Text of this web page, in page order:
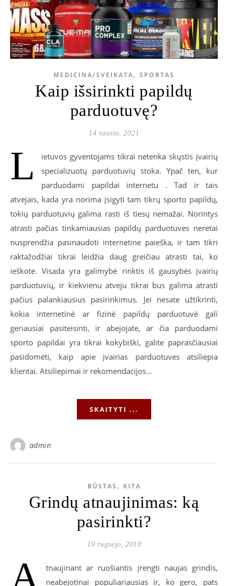
MEDICINA/SVEIKATA, SPORTAS
Kaip išsirinkti papildų
parduotuvę?
14 sausio, 2021
L
ietuvos gyventojams tikrai netenka skųstis įvairių
specializuotų parduotuvių stoka. Ypač ten, kur
parduodami papildai internetu . Tad ir tais
atvejais, kada yra norima įsigyti tam tikrų sporto papildų,
tokių parduotuvių galima rasti iš tiesų nemažai. Norintys
atrasti pačias tinkamiausias papildų parduotuves neretai
nusprendžia pasinaudoti internetine paieška, ir tam tikri
raktažodžiai tikrai leidžia daug greičiau atrasti tai, ko
ieškote. Visada yra galimybė rinktis iš gausybės įvairių
parduotuvių, ir kiekvienu atveju tikrai bus galima atrasti
pačius palankiausius pasirinkimus. Jei nesate užtikrinti,
kokia internetinė ar fizinė papildų parduotuvė gali
geriausiai pasiteisinti, ir abejojate, ar čia parduodami
sporto papildai yra tikrai kokybiški, galite paprasčiausiai
pasidomėti, kaip apie įvairias parduotuves atsiliepia
klientai. Atsiliepimai ir rekomendacijos…
SKAITYTI ...
admin
BŪSTAS , KITA
Grindų atnaujinimas: ką
pasirinkti?
19 rugsėjo, 2018
A
tnaujinant ar ruošiantis įrengti naujas grindis,
neabejotinai populiariausias ir, ko gero, pats